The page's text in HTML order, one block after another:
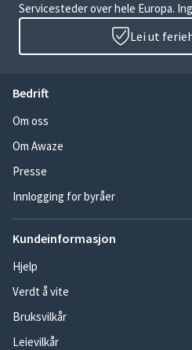
Servicesteder over hele Europa.
Lei ut
Bedrift
Om oss
Om Awaze
Presse
Innlogging for byråer
Kundeinformasjon
Hjelp
Verdt å vite
Bruksvilkår
Leievilkår